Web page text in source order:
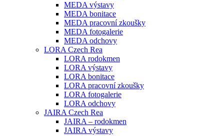
MEDA výstavy
MEDA bonitace
MEDA pracovní zkoušky
MEDA fotogalerie
MEDA odchovy
LORA Czech Rea
LORA rodokmen
LORA výstavy
LORA bonitace
LORA pracovní zkoušky
LORA fotogalerie
LORA odchovy
JAIRA Czech Rea
JAIRA – rodokmen
JAIRA výstavy